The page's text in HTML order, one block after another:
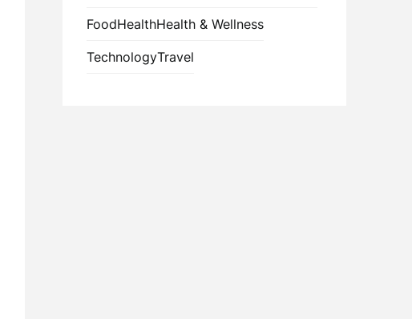
FoodHealthHealth & Wellness
TechnologyTravel